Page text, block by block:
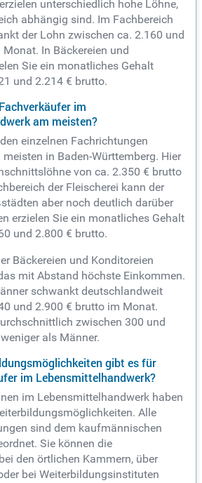
unterschiedlich hohe Löhne,
abhängig sind. Im Fachbereich
der Lohn zwischen ca. 2.160 und
In Bäckereien und
Sie ein monatliches Gehalt
und 2.214 € brutto.
im
am meisten?
einzelnen Fachrichtungen
in Baden-Württemberg. Hier
von ca. 2.350 € brutto
der Fleischerei kann der
aber noch deutlich darüber
erzielen Sie ein monatliches Gehalt
und 2.800 € brutto.
Bäckereien und Konditoreien
mit Abstand höchste Einkommen.
schwankt deutschlandweit
und 2.900 € brutto im Monat.
zwischen 300 und
als Männer.
gibt es für
im Lebensmittelhandwerk?
im Lebensmittelhandwerk haben
Alle
sind dem kaufmännischen
Sie können die
den örtlichen Kammern, über
bei Weiterbildungsinstituten